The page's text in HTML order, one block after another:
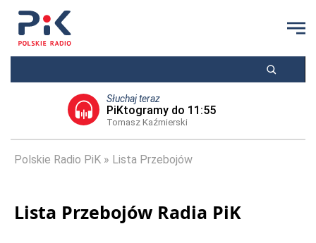
Słuchaj teraz
PiKtogramy do 11:55
Tomasz Kaźmierski
Polskie Radio PiK Lista Przebojów
Lista Przebojów Radia PiK